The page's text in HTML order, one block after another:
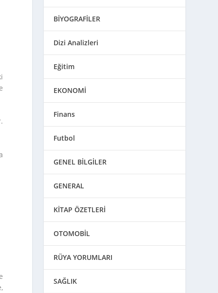
BİYOGRAFİLER
Dizi Analizleri
Eğitim
EKONOMİ
Finans
Futbol
GENEL BİLGİLER
GENERAL
KİTAP ÖZETLERİ
OTOMOBİL
RÜYA YORUMLARI
SAĞLIK